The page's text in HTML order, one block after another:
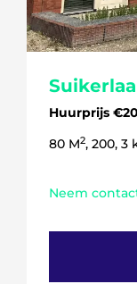
Huurprijs
80 M2, 200, 3
Neem